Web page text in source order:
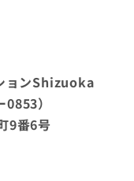
ョンShizuoka
）
9番6号